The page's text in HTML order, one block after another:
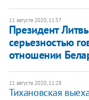
11 августа 2020, 11:57
Президент
серьезностью
отношении
11 августа 2020, 11:28
Тихановская